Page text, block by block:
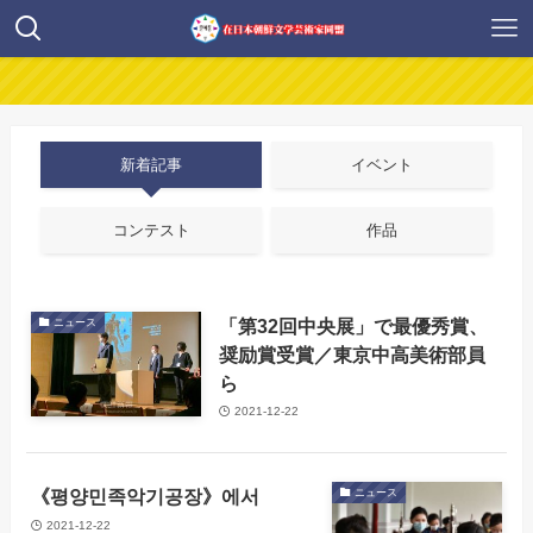
新着記事 イベント
コンテスト 作品
ニュース
「第32回中央展」で最優秀賞、
奨励賞受賞／東京中高美術部員
ら
2021-12-22
ニュース
《평양민족악기공장》에서
2021-12-22